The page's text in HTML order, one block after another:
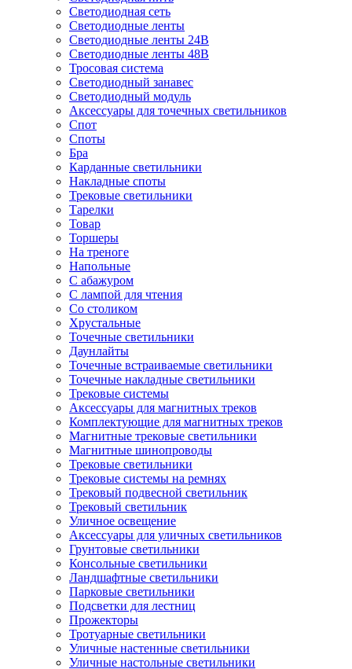
Светодиодная сеть
Светодиодные ленты
Светодиодные ленты 24В
Светодиодные ленты 48В
Тросовая система
Светодиодный занавес
Светодиодный модуль
Аксессуары для точечных светильников
Спот
Споты
Бра
Карданные светильники
Накладные споты
Трековые светильники
Тарелки
Товар
Торшеры
На треноге
Напольные
С абажуром
С лампой для чтения
Со столиком
Хрустальные
Точечные светильники
Даунлайты
Точечные встраиваемые светильники
Точечные накладные светильники
Трековые системы
Аксессуары для магнитных треков
Комплектующие для магнитных треков
Магнитные трековые светильники
Магнитные шинопроводы
Трековые светильники
Трековые системы на ремнях
Трековый подвесной светильник
Трековый светильник
Уличное освещение
Аксессуары для уличных светильников
Грунтовые светильники
Консольные светильники
Ландшафтные светильники
Парковые светильники
Подсветки для лестниц
Прожекторы
Тротуарные светильники
Уличные настенные светильники
Уличные настольные светильники